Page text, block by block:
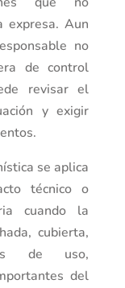
expresa. Aun
no
de control
revisar el
y exigir
se aplica
técnico o
cuando la
cubierta,
de uso,
del